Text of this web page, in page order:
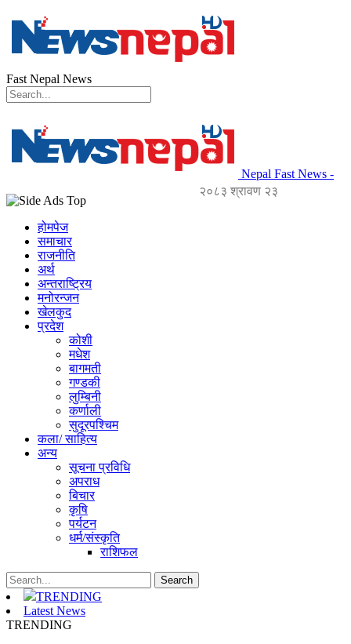
Fast Nepal News
Nepal Fast News -
२०८३ श्रावण २३
होमपेज
समाचार
राजनीति
अर्थ
अन्तराष्ट्रिय
मनोरन्जन
खेलकुद
प्रदेश
कोशी
मधेश
बागमती
गण्डकी
लुम्बिनी
कर्णाली
सुदूरपश्चिम
कला/ साहित्य
अन्य
सूचना प्रविधि
अपराध
बिचार
कृषि
पर्यटन
धर्म/संस्कृति
राशिफल
TRENDING
Latest News
TRENDING